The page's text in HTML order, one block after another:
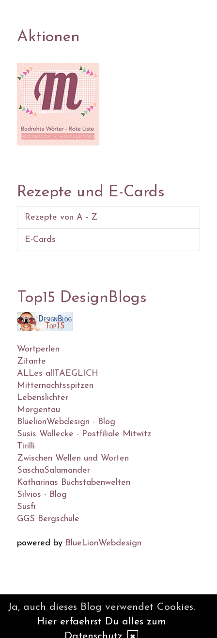
Aktionen
Rezepte und E-Cards
Rezepte von A - Z
E-Cards
Top15 DesignBlogs
Wortperlen
Zitante
ALLes allTAEGLICH
Mitternachtsspitzen
Lebenslichter
Morgentau
BluelionWebdesign - Blog
Susis Wollecke - Postfiliale Mitwitz
Tirilli
Zwischen Wellen und Worten
SaschaSalamander
Katharinas Buchstabenwelten
Silvios - Blog
Susfi
GGS Bergschule
powered by BlueLionWebdesign
BlueLionWebdesign.de
Ja, auch dieses Blog verwendet Cookies.
Hier erfaehrst Du alles zum